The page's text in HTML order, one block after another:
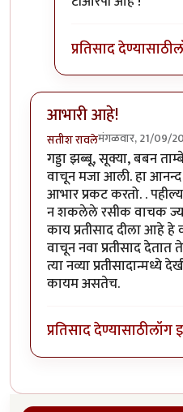
प्रतिसाद देण्यासाठी
आभारी आहे!
सतीश रावलेमंगळवार, 21/09/
गड्डा झब्बू, सूक्या, बबन
वाचून मजा आली. हा आनन्द
आभार प्रकट करतो. .
न शकलेले रसीक वाचक
काय प्रतीसाद दीला आहे हे
वाचून नवा प्रतीसाद
त्या नव्या प्रतीसादान्मध्ये
कायम असतेच.
प्रतिसाद देण्यासाठीलॉग